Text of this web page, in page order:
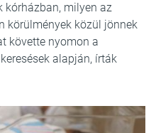
kórházban, milyen az
körülmények közül jönnek
követte nyomon a
alapján, írták